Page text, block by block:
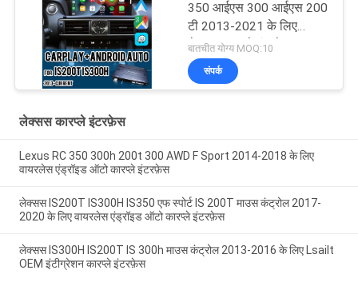
350 आईएस 300 आईएस 200
टी 2013-2021 के लिए
लेक्सस कारप्ले इंटरफ़ेस
बातचीत योग्य MOQ:10
संपर्क
लेक्सस कारप्ले इंटरफ़ेस
Lexus RC 350 300h 200t 300 AWD F Sport 2014-2018 के लिए
वायरलेस एंड्रॉइड ऑटो कारप्ले इंटरफ़ेस
लेक्सस IS200T IS300H IS350 एफ स्पोर्ट IS 200T माउस कंट्रोल 2017-
2020 के लिए वायरलेस एंड्रॉइड ऑटो कारप्ले इंटरफ़ेस
लेक्सस IS300H IS200T IS 300h माउस कंट्रोल 2013-2016 के लिए Lsailt
OEM इंटीग्रेशन कारप्ले इंटरफ़ेस